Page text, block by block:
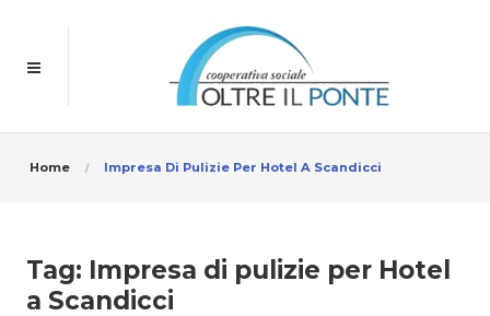
Home Impresa Di Pulizie Per Hotel A Scandicci
Tag: Impresa di pulizie per Hotel
a Scandicci